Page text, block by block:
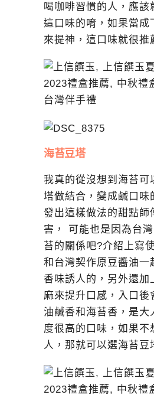
喝咖啡習慣的人，應該
這口味的唷，如果當成
來提神，這口味就很推
海苔豆塔
我真的從沒想到海苔可
塔做結合，變成鹹口味
發出這樣做法的甜點師
害， 可能也是因為台
苔的關係吧?介紹上寫
和台灣契作原豆醬油一
香味誘人的，另外還加
麻來提升口感，入口後
油鹹香和海苔香，是大
度很高的口味，如果不
人，那就可以選海苔豆